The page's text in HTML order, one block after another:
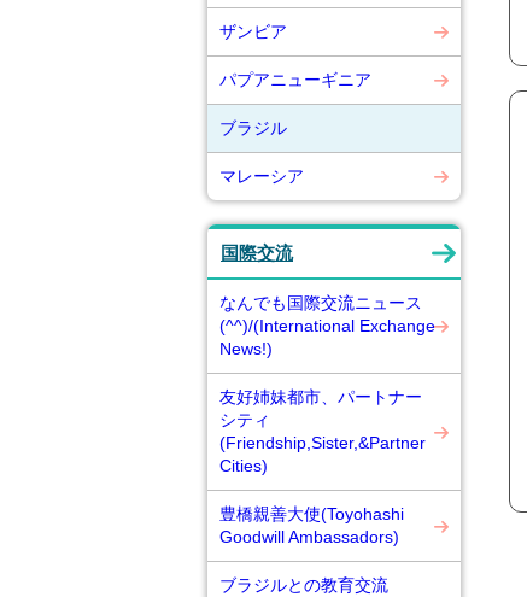
ザンビア
パプアニューギニア
ブラジル
マレーシア
国際交流
なんでも国際交流ニュース
(^^)/(International Exchange
News!)
友好姉妹都市、パートナー
シティ
(Friendship,Sister,&Partner
Cities)
豊橋親善大使(Toyohashi
Goodwill Ambassadors)
ブラジルとの教育交流